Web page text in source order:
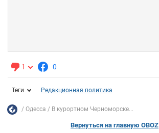
1 0
Теги Редакционная политика
Одесса В курортном Черноморске...
Вернуться на главную OBOZ